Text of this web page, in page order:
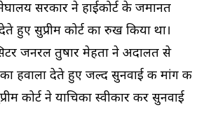
सरकार ने हाईकोर्ट के जमानत
हुए सुप्रीम कोर्ट का रुख किया था।
जनरल तुषार मेहता ने अदालत से
हवाला देते हुए जल्द सुनवाई की मांग की
कोर्ट ने याचिका स्वीकार कर सुनवाई